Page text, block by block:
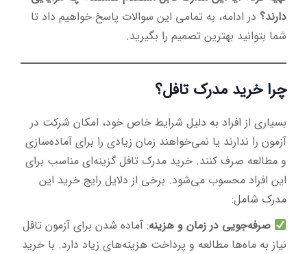
دارند؟ در ادامه، به تمامی این سوالات پاسخ خواهیم داد تا
شما بتوانید بهترین تصمیم را بگیرید.
چرا خرید مدرک تافل؟
بسیاری از افراد به دلیل شرایط خاص خود، امکان شرکت در
آزمون را ندارند یا نمی‌خواهند زمان زیادی را برای آماده‌سازی
و مطالعه صرف کنند. خرید مدرک تافل گزینه‌ای مناسب برای
این افراد محسوب می‌شود. برخی از دلایل رایج خرید این
مدرک شامل:
صرفه‌جویی در زمان و هزینه: آماده شدن برای آزمون تافل
نیاز به ماه‌ها مطالعه و پرداخت هزینه‌های زیاد دارد. با خرید